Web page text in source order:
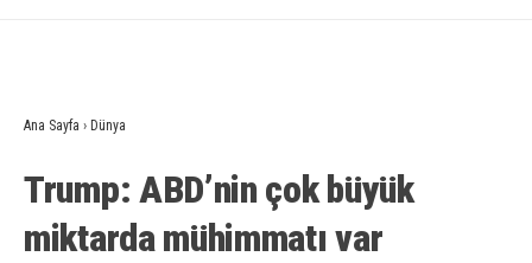
Ana Sayfa › Dünya
Trump: ABD’nin çok büyük
miktarda mühimmatı var